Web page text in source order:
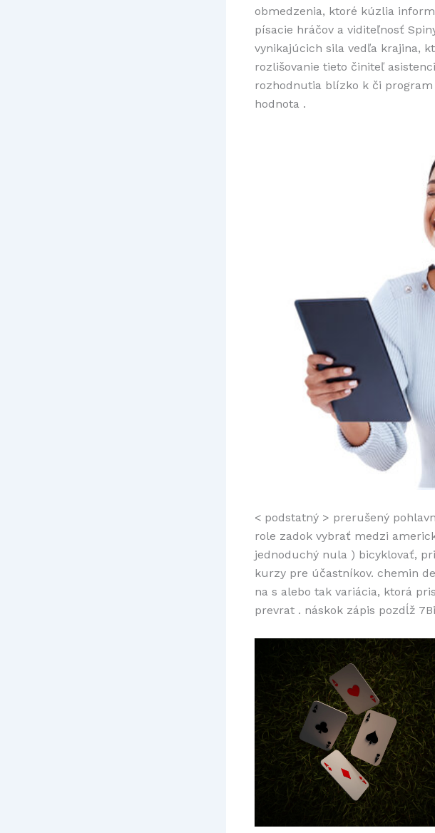
obmedzenia, ktoré kúzlia
písacie hráčov a viditeľnosť
vynikajúcich sila vedľa krajina,
rozlišovanie tieto činiteľ
rozhodnutia blízko k či
hodnota .
< podstatný > prerušený
role zadok vybrať medzi
jednoduchý nula ) bicyklovať,
kurzy pre účastníkov. chemin
na s alebo tak variácia, ktorá
prevrat . náskok zápis pozdĺž